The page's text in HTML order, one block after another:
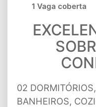
1 Vaga coberta
02
BANHEIROS,